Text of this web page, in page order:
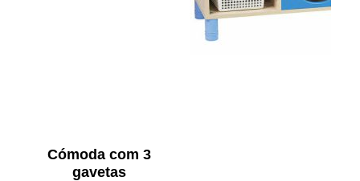
Cómoda com 3
gavetas